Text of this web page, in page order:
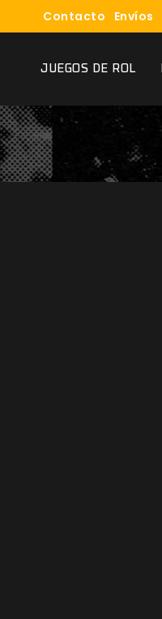
Contacto Envíos
JUEGOS DE ROL